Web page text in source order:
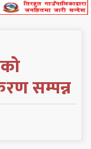
सम्पन्न